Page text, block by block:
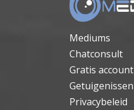
Mediums
Chatconsult
Gratis account
Getuigenissen
Privacybeleid